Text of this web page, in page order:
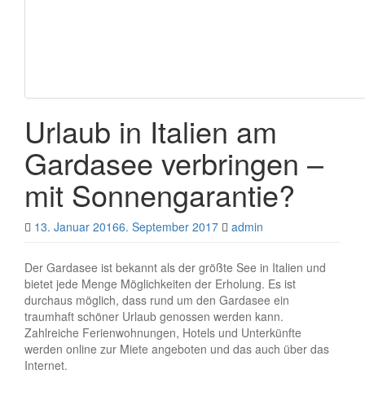
Urlaub in Italien am
Gardasee verbringen –
mit Sonnengarantie?
13. Januar 20166. September 2017 admin
Der Gardasee ist bekannt als der größte See in Italien und
bietet jede Menge Möglichkeiten der Erholung. Es ist
durchaus möglich, dass rund um den Gardasee ein
traumhaft schöner Urlaub genossen werden kann.
Zahlreiche Ferienwohnungen, Hotels und Unterkünfte
werden online zur Miete angeboten und das auch über das
Internet.